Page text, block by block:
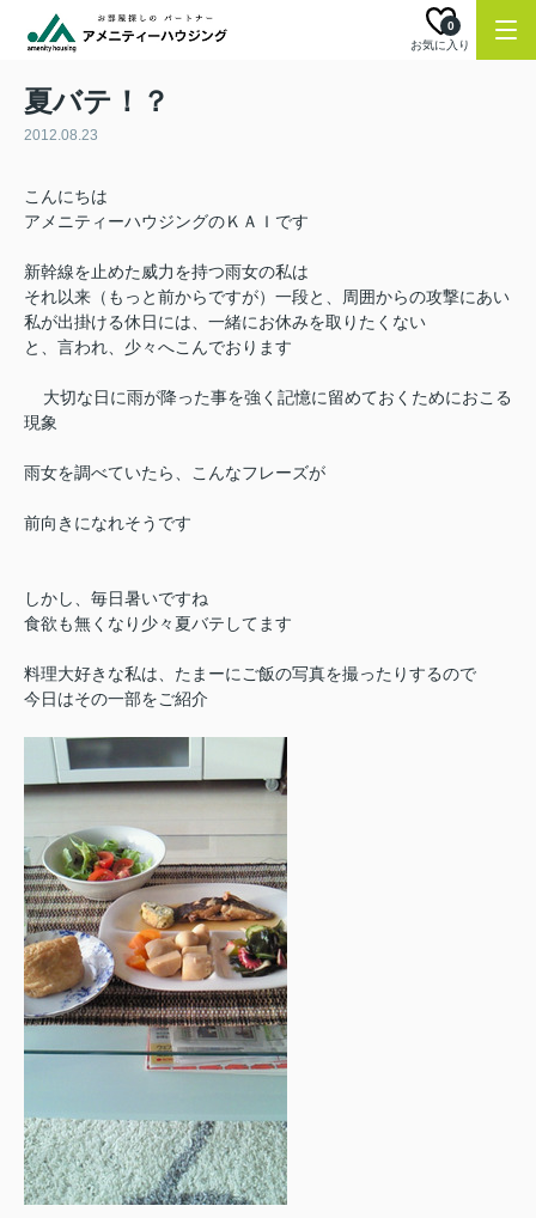
お気に入り
0
夏バテ！？
2012.08.23
こんにちは
アメニティーハウジングのＫＡＩです
新幹線を止めた威力を持つ雨女の私は
それ以来（もっと前からですが）一段と、周囲からの攻撃にあい
私が出掛ける休日には、一緒にお休みを取りたくない
と、言われ、少々へこんでおります
大切な日に雨が降った事を強く記憶に留めておくためにおこる
現象
雨女を調べていたら、こんなフレーズが
前向きになれそうです
しかし、毎日暑いですね
食欲も無くなり少々夏バテしてます
料理大好きな私は、たまーにご飯の写真を撮ったりするので
今日はその一部をご紹介